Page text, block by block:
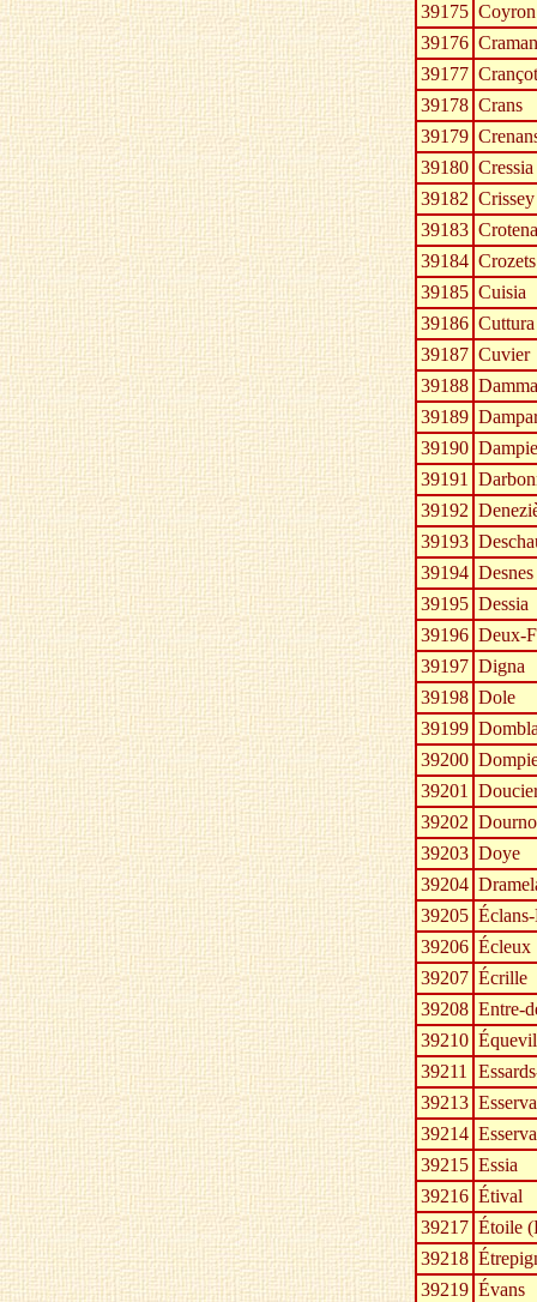
39175 Coyron
39176
39177 Crançot
39178 Crans
39179
39180 Cressia
39182 Crissey
39183
39184
39185 Cuisia
39186 Cuttura
39187 Cuvier
39188
39189
39190
39191
39192
39193
39194 Desnes
39195 Dessia
39196 Deux-
39197 Digna
39198 Dole
39199
39200
39201
39202
39203 Doye
39204
39205
39206 Écleux
39207 Écrille
39208 Entre-
39210
39211
39213
39214
39215 Essia
39216 Étival
39217 Étoile
39218
39219 Évans